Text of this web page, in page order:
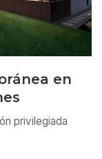
en
privilegiada